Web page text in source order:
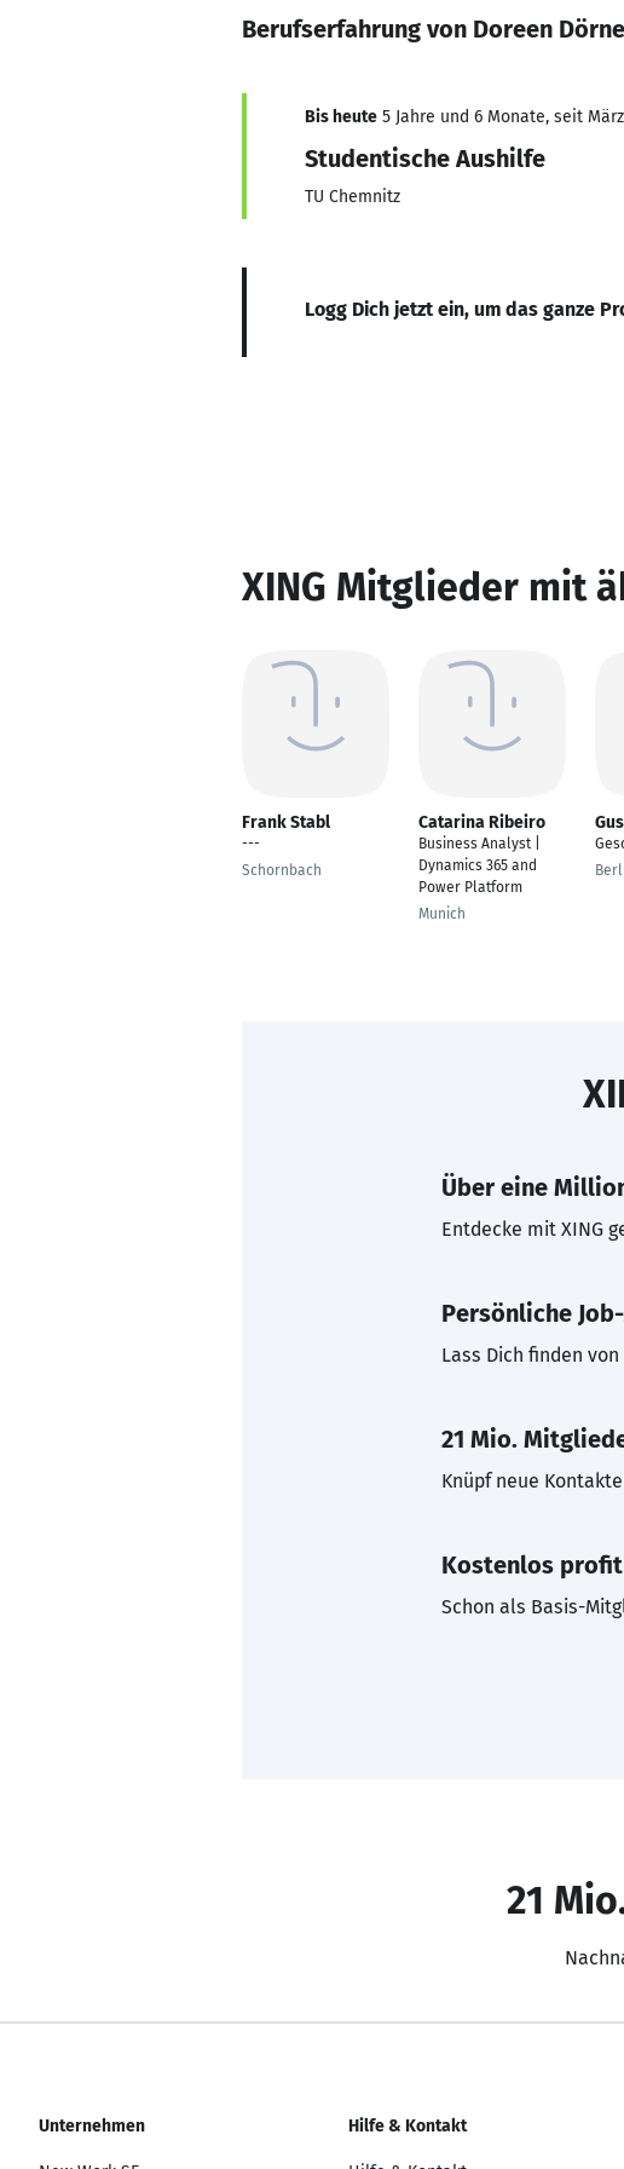
Berufserfahrung von Doreen
Bis heute 5 Jahre und 6 Monate, seit März
Studentische Aushilfe
TU Chemnitz
Logg Dich jetzt ein, um das ganze
XING Mitglieder mit
Frank Stabl
---
Schornbach
Catarina Ribeiro
Business Analyst |
Dynamics 365 and
Power Platform
Munich
Über eine
Entdecke mit XING
Persönliche
Lass Dich finden
21 Mio.
Knüpf neue
Kostenlos
Schon als Basis-
21
Unternehmen Hilfe & Kontakt